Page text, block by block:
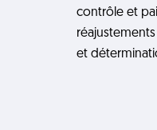
contrôle et
et